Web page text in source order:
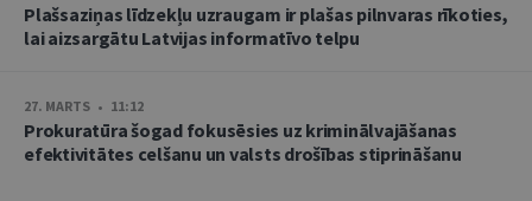
Plašsaziņas līdzekļu uzraugam ir plašas pilnvaras rīkoties,
lai aizsargātu Latvijas informatīvo telpu
27. MARTS • 11:12
Prokuratūra šogad fokusēsies uz kriminālvajāšanas
efektivitātes celšanu un valsts drošības stiprināšanu